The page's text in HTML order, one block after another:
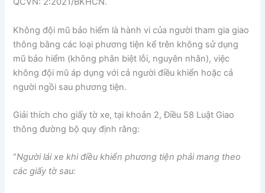
Không đội mũ bảo hiểm là hành vi của người tham gia giao
thông bằng các loại phương tiện kể trên không sử dụng
mũ bảo hiểm (không phân biệt lỗi, nguyên nhân), việc
không đội mũ áp dụng với cả người điều khiển hoặc cả
người ngồi sau phương tiện.
Giải thích cho giấy tờ xe, tại khoản 2, Điều 58 Luật Giao
thông đường bộ quy định rằng:
“Người lái xe khi điều khiển phương tiện phải mang theo
các giấy tờ sau: